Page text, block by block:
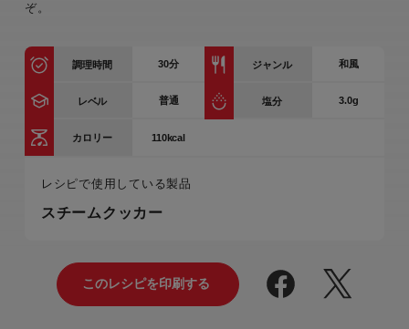
ぞ。
調理時間 30分 ジャンル 和風
レベル 普通 塩分 3.0g
カロリー 110kcal
レシピで使用している製品
スチームクッカー